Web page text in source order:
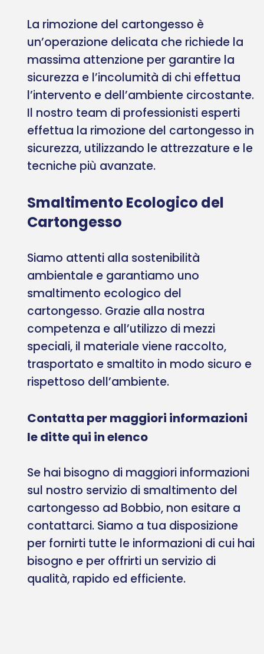
La rimozione del cartongesso è
un’operazione delicata che richiede la
massima attenzione per garantire la
sicurezza e l’incolumità di chi effettua
l’intervento e dell’ambiente circostante.
Il nostro team di professionisti esperti
effettua la rimozione del cartongesso in
sicurezza, utilizzando le attrezzature e le
tecniche più avanzate.
Smaltimento Ecologico del
Cartongesso
Siamo attenti alla sostenibilità
ambientale e garantiamo uno
smaltimento ecologico del
cartongesso. Grazie alla nostra
competenza e all’utilizzo di mezzi
speciali, il materiale viene raccolto,
trasportato e smaltito in modo sicuro e
rispettoso dell’ambiente.
Contatta per maggiori informazioni
le ditte qui in elenco
Se hai bisogno di maggiori informazioni
sul nostro servizio di smaltimento del
cartongesso ad Bobbio, non esitare a
contattarci. Siamo a tua disposizione
per fornirti tutte le informazioni di cui hai
bisogno e per offrirti un servizio di
qualità, rapido ed efficiente.